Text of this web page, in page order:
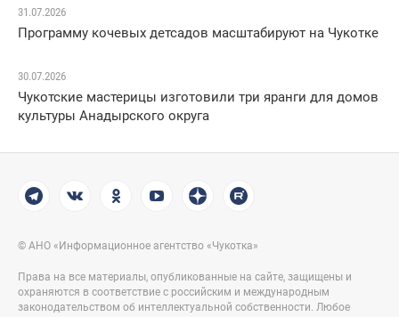
31.07.2026
Программу кочевых детсадов масштабируют на Чукотке
30.07.2026
Чукотские мастерицы изготовили три яранги для домов
культуры Анадырского округа
© АНО «Информационное агентство «Чукотка»
Права на все материалы, опубликованные на сайте, защищены и
охраняются в соответствие с российским и международным
законодательством об интеллектуальной собственности. Любое